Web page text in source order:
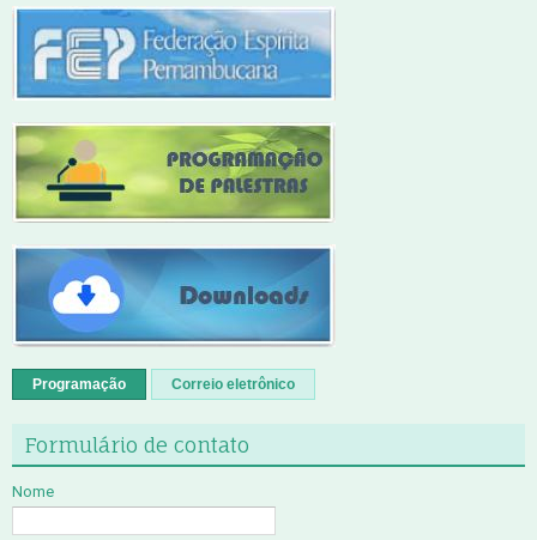
Programação Correio eletrônico
Formulário de contato
Nome